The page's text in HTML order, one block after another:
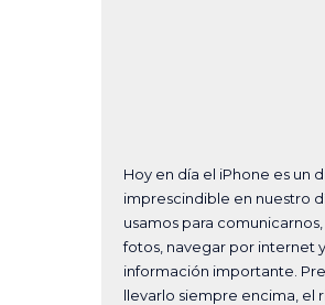
Hoy en día el iPhone es un
imprescindible en nuestro
usamos para
fotos, navegar por internet
información importante.
llevarlo siempre encima, el